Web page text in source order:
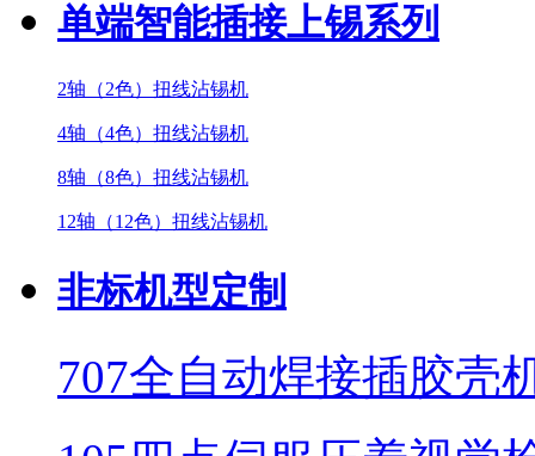
单端智能插接上锡系列
2轴（2色）扭线沾锡机
4轴（4色）扭线沾锡机
8轴（8色）扭线沾锡机
12轴（12色）扭线沾锡机
非标机型定制
707全自动焊接插胶壳